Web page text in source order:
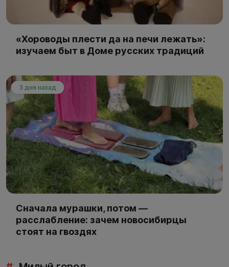
«Хороводы плести да на печи лежать»:
изучаем быт в Доме русских традиций
3 дня назад
Сначала мурашки, потом —
расслабление: зачем новосибирцы
стоят на гвоздях